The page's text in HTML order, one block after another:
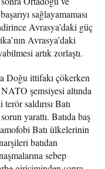
sağlayamaması
Avrasya’daki güç
Avrasya’daki
artık zorlaştı.
Doğu ittifakı çökerken
şemsiyesi altında
saldırısı Batı
yarattı. Batıda baş
Batı ülkelerinin
batıdan
sebep